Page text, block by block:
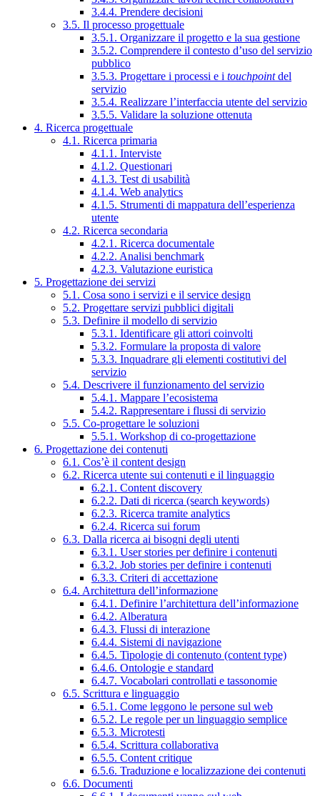
3.4.4. Prendere decisioni
3.5. Il processo progettuale
3.5.1. Organizzare il progetto e la sua gestione
3.5.2. Comprendere il contesto d’uso del servizio
pubblico
3.5.3. Progettare i processi e i touchpointdel
servizio
3.5.4. Realizzare l’interfaccia utente del servizio
3.5.5. Validare la soluzione ottenuta
4. Ricerca progettuale
4.1. Ricerca primaria
4.1.1. Interviste
4.1.2. Questionari
4.1.3. Test di usabilità
4.1.4. Web analytics
4.1.5. Strumenti di mappatura dell’esperienza
utente
4.2. Ricerca secondaria
4.2.1. Ricerca documentale
4.2.2. Analisi benchmark
4.2.3. Valutazione euristica
5. Progettazione dei servizi
5.1. Cosa sono i servizi e il service design
5.2. Progettare servizi pubblici digitali
5.3. Definire il modello di servizio
5.3.1. Identificare gli attori coinvolti
5.3.2. Formulare la proposta di valore
5.3.3. Inquadrare gli elementi costitutivi del
servizio
5.4. Descrivere il funzionamento del servizio
5.4.1. Mappare l’ecosistema
5.4.2. Rappresentare i flussi di servizio
5.5. Co-progettare le soluzioni
5.5.1. Workshop di co-progettazione
6. Progettazione dei contenuti
6.1. Cos’è il content design
6.2. Ricerca utente sui contenuti e il linguaggio
6.2.1. Content discovery
6.2.2. Dati di ricerca (search keywords)
6.2.3. Ricerca tramite analytics
6.2.4. Ricerca sui forum
6.3. Dalla ricerca ai bisogni degli utenti
6.3.1. User stories per definire i contenuti
6.3.2. Job stories per definire i contenuti
6.3.3. Criteri di accettazione
6.4. Architettura dell’informazione
6.4.1. Definire l’architettura dell’informazione
6.4.2. Alberatura
6.4.3. Flussi di interazione
6.4.4. Sistemi di navigazione
6.4.5. Tipologie di contenuto (content type)
6.4.6. Ontologie e standard
6.4.7. Vocabolari controllati e tassonomie
6.5. Scrittura e linguaggio
6.5.1. Come leggono le persone sul web
6.5.2. Le regole per un linguaggio semplice
6.5.3. Microtesti
6.5.4. Scrittura collaborativa
6.5.5. Content critique
6.5.6. Traduzione e localizzazione dei contenuti
6.6. Documenti